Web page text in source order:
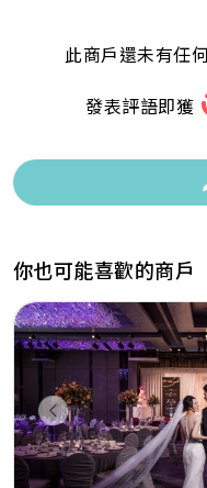
此商戶還未有任
發表評語即獲
你也可能喜歡的商戶
Previous